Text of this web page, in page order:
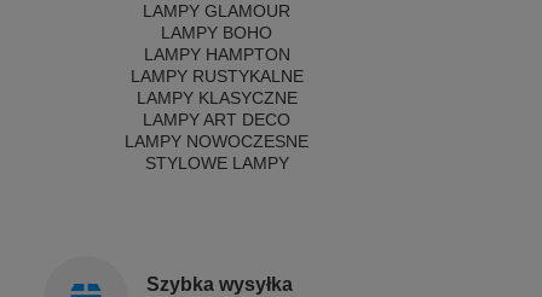
LAMPY GLAMOUR
LAMPY BOHO
LAMPY HAMPTON
LAMPY RUSTYKALNE
LAMPY KLASYCZNE
LAMPY ART DECO
LAMPY NOWOCZESNE
STYLOWE LAMPY
Szybka wysyłka